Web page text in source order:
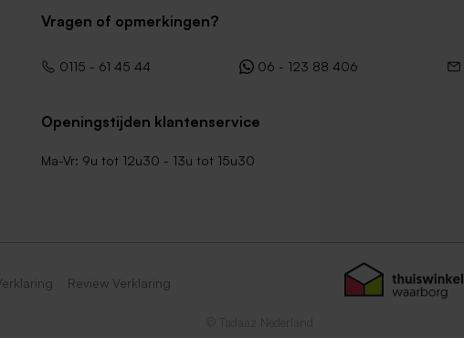
Vragen of opmerkingen?
0115 - 61 45 44 06 - 123 88 406
Openingstijden klantenservice
Ma-Vr: 9u tot 12u30 - 13u tot 15u30
Review Verklaring